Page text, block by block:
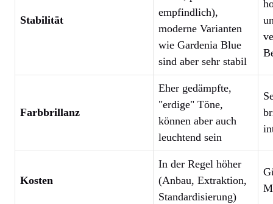
Stabilität
empfindlich),
moderne Varianten
wie Gardenia Blue
sind aber sehr stabil
Farbbrillanz
Eher gedämpfte,
"erdige" Töne,
können aber auch
leuchtend sein
Kosten
In der Regel höher
(Anbau, Extraktion,
Standardisierung)